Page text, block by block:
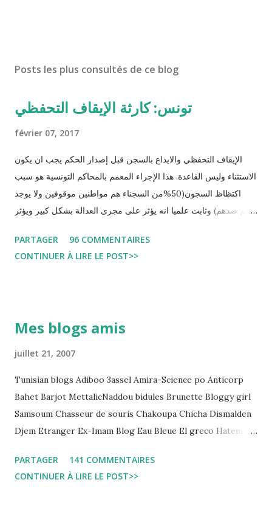
Posts les plus consultés de ce blog
تونس: كارثة الإيقاف التحفظي
février 07, 2017
الإيقاف التحفظي والايداع بالسجن قبل إصدار الحكم يجب ان يكون
الاستثناء وليس القاعدة. هذا الإجراء المعمم بالمحاكم التونسية هو سبب
اكتظاظ السجون(50%من السجناء هم مواطنين موقوفين ولا يوجد
حكم ضدهم) وثابت علميا انه يؤثر على مجرى العدالة بشكل كبير ويؤثر
التي قضاها تحفظيا . هذه الممارسات تسبب كوارث اجتماعية واقتصادية
و تجعل المواطن يحقد على المنظومة القضائية و يحس بالظلم و القهر
regard des Lignes directrices Luanda"
PARTAGER
96 COMMENTAIRES
CONTINUER À LIRE LE POST>>
Mes blogs amis
juillet 21, 2007
Tunisian blogs Adiboo 3assel Amira-Science po Anticorp
Bahet Barjot MettalicNaddou bidules Brunette Bloggy girl
Samsoum Chasseur de souris Chakoupa Chicha Dismalden
Djem Etranger Ex-Imam Blog Eau Bleue El greco Hatem
Leila fi amarikia Little Sarah American girl Massir mots a
dire Mouch ex Mazzika Tun...
PARTAGER
141 COMMENTAIRES
CONTINUER À LIRE LE POST>>